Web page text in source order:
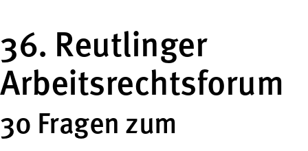
36. Reutlinger
Arbeitsrechtsforum
30 Fragen zum